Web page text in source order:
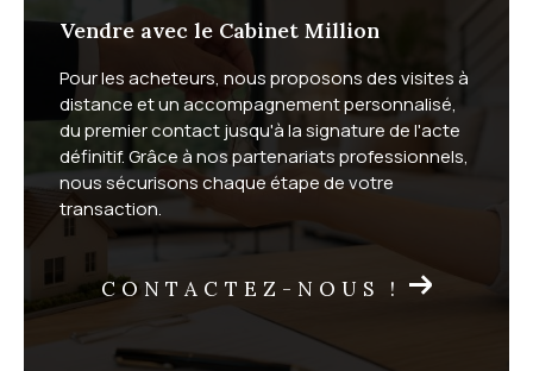
Le Cabinet Million réalise gratuitement votre
on immobilière, en vente classique comme en viager.
L'estimation à domicile vous garantit une évaluation
précise sous 72 heures. L'estimation en ligne, plus
rapide, vous donne une première idée de la valeur de
votre bien.
Vendre avec le Cabinet Million
Pour les acheteurs, nous proposons des visites à
distance et un accompagnement personnalisé,
du premier contact jusqu'à la signature de l'acte
définitif. Grâce à nos partenariats professionnels,
nous sécurisons chaque étape de votre
transaction.
CONTACTEZ-NOUS !